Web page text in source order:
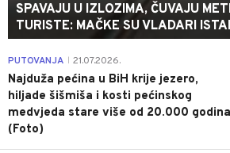
SPAVAJU U IZLOZIMA, ČUVAJU
TURISTE: MAČKE SU VLADARI
PUTOVANJA 21.07.2026.
Najduža pećina u BiH krije jezero,
hiljade šišmiša i kosti pećinskog
medvjeda stare više od 20.000 godina
(Foto)